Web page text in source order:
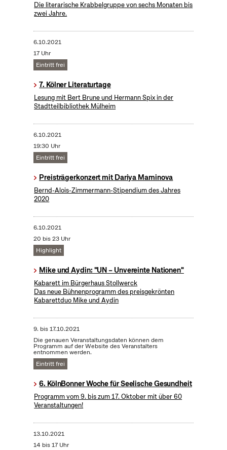
Die literarische Krabbelgruppe von sechs Monaten bis
zwei Jahre.
6.10.2021
17 Uhr
Eintritt frei
7. Kölner Literaturtage
Lesung mit Bert Brune und Hermann Spix in der
Stadtteilbibliothek Mülheim
6.10.2021
19:30 Uhr
Eintritt frei
Preisträgerkonzert mit Dariya Maminova
Bernd-Alois-Zimmermann-Stipendium des Jahres
2020
6.10.2021
20 bis 23 Uhr
Highlight
Mike und Aydin: "UN – Unvereinte Nationen"
Kabarett im Bürgerhaus Stollwerck
Das neue Bühnenprogramm des preisgekrönten
Kabarettduo Mike und Aydin
9. bis17.10.2021
Die genauen Veranstaltungsdaten können dem
Programm auf der Website des Veranstalters
entnommen werden.
Eintritt frei
6. KölnBonner Woche für Seelische Gesundheit
Programm vom 9. bis zum 17. Oktober mit über 60
Veranstaltungen!
13.10.2021
14 bis 17 Uhr